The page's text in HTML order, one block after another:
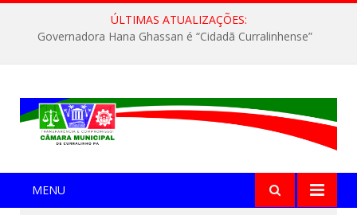
ÚLTIMAS ATUALIZAÇÕES:
Governadora Hana Ghassan é “Cidadã Curralinhense”
MENU